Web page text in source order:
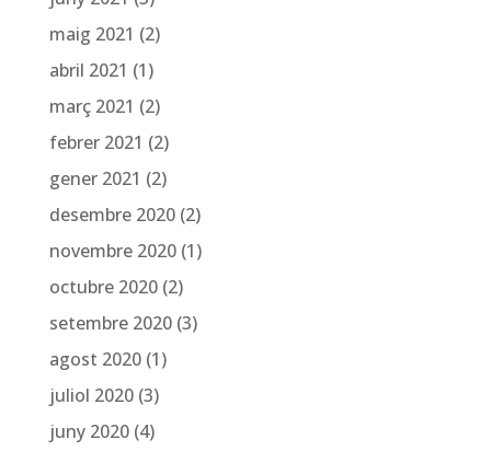
maig 2021 (2)
abril 2021 (1)
març 2021 (2)
febrer 2021 (2)
gener 2021 (2)
desembre 2020(2)
novembre 2020(1)
octubre 2020(2)
setembre 2020(3)
agost 2020(1)
juliol 2020(3)
juny 2020(4)